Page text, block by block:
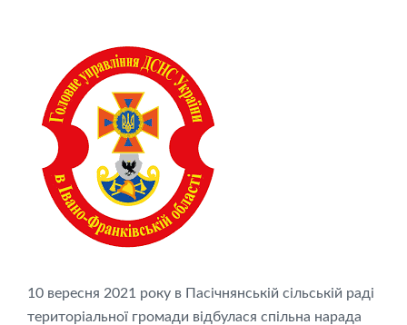
10 вересня 2021 року в Пасічнянській сільській раді
територіальної громади відбулася спільна нарада